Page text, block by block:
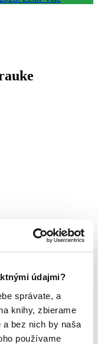
údajmi?
správate, a
knihy, zbierame
bez nich by naša
používame
centrálnom sklade
dostupná (bez